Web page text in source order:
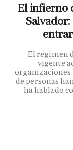
El infierno
El régimen
vigente
organizaciones
de personas
ha hablado